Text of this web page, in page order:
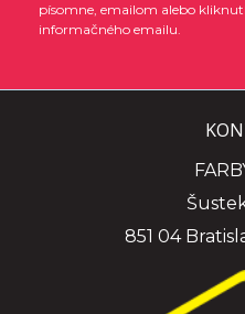
písomne, emailom alebo
informačného emailu.
851 04